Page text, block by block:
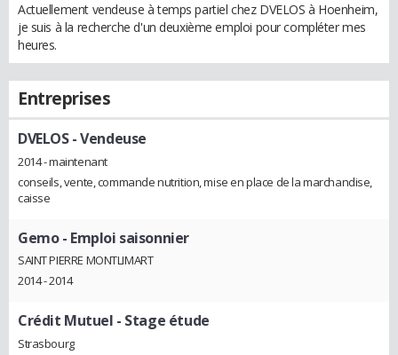
Actuellement vendeuse à temps partiel chez DVELOS à Hoenheim,
je suis à la recherche d'un deuxième emploi pour compléter mes
heures.
Entreprises
DVELOS- Vendeuse
2014 - maintenant
conseils, vente, commande nutrition, mise en place de la marchandise,
caisse
Gemo- Emploi saisonnier
SAINT PIERRE MONTLIMART
2014 - 2014
Crédit Mutuel - Stage étude
Strasbourg